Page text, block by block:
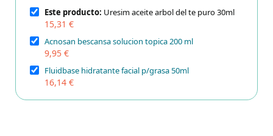
Este producto: Uresim aceite arbol del te puro 30ml
15,31 €
Acnosan bescansa solucion topica 200 ml
9,95 €
Fluidbase hidratante facial p/grasa 50ml
16,14 €